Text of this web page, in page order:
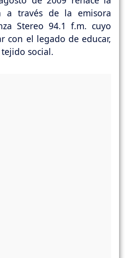
a través de la emisora
Stereo 94.1 f.m. cuyo
con el legado de educar,
social.